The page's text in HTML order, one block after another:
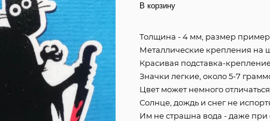
В корзину
Толщина - 4 мм, размер
Металлические крепления на
Красивая подставка-
Значки легкие, около 5-7
Цвет может немного
Солнце, дождь и снег не
Им не страшна вода - даже